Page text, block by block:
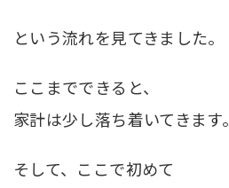
という流れを見てきました。
ここまでできると、
家計は少し落ち着いてきます。
そして、ここで初めて